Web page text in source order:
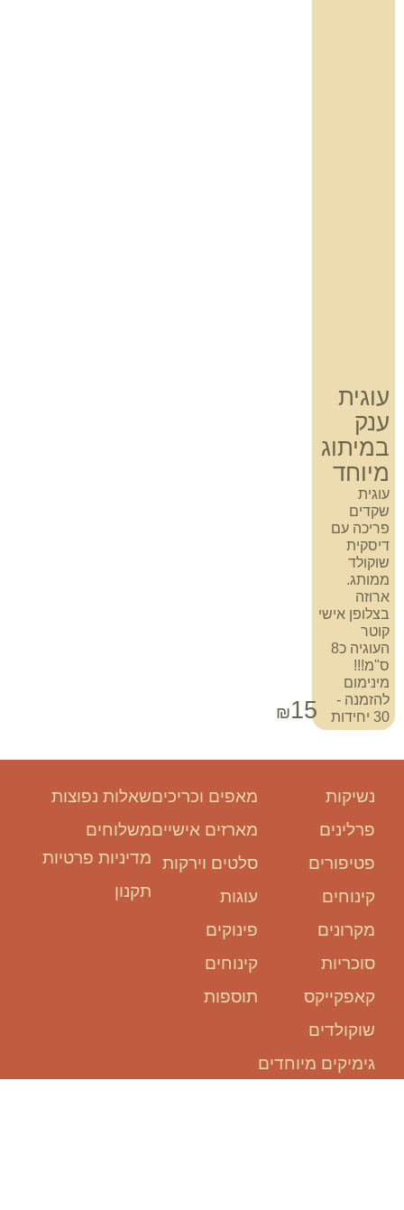
עוגית
ענק
במיתוג
מיוחד
עוגית
שקדים
פריכה עם
דיסקית
שוקולד
ממותג.
ארוזה
בצלופן אישי
קוטר
העוגיה כ8
ס"מ!!!
מינימום
להזמנה -
30 יחידות
₪15
שאלות נפוצות
משלוחים
מדיניות פרטיות
תקנון
נשיקות
פרלינים
פטיפורים
קינוחים
מקרונים
סוכריות
קאפקייקס
שוקולדים
גימיקים מיוחדים
מאפים וכריכים
מארזים אישיים
סלטים וירקות
עוגות
פינוקים
קינוחים
תוספות